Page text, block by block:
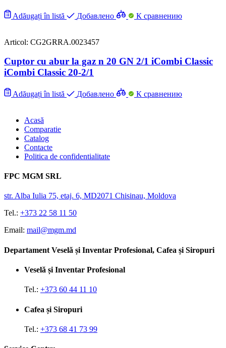
Adăugați în listă Добавлено К сравнению
Articol: CG2GRRA.0023457
Cuptor cu abur la gaz n 20 GN 2/1 iCombi Classic
iCombi Classic 20-2/1
Adăugați în listă Добавлено К сравнению
Acasă
Comparatie
Catalog
Contacte
Politica de confidentialitate
FPC MGM SRL
str. Alba Iulia 75, etaj. 6, MD2071 Chisinau, Moldova
Tel.: +373 22 58 11 50
Email: mail@mgm.md
Departament Veselă și Inventar Profesional, Cafea și Siropuri
Veselă și Inventar Profesional
Tel.: +373 60 44 11 10
Cafea și Siropuri
Tel.: +373 68 41 73 99